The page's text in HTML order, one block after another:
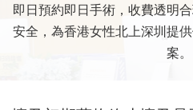
即日預約即日手術，收費透明
安全，為香港女性北上深圳提
案。